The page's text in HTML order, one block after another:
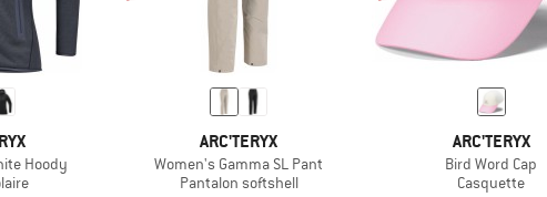
Hoody
ARC'TERYX
Women's Gamma SL Pant
Pantalon softshell
ARC'TERYX
Bird Word Cap
Casquette